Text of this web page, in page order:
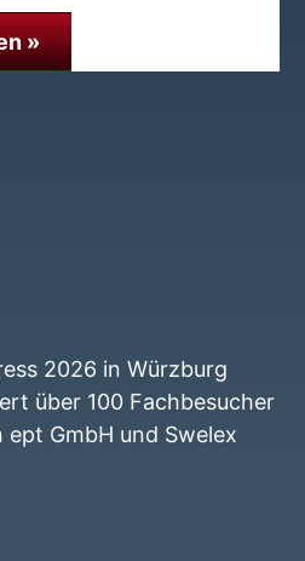
»
2026 in Würzburg
über 100 Fachbesucher
GmbH und Swelex